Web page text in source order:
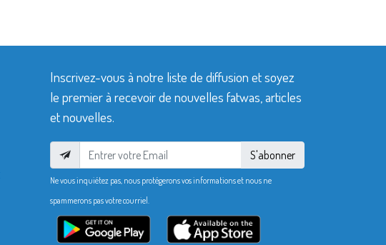
Inscrivez-vous à notre liste de diffusion et soyez
le premier à recevoir de nouvelles fatwas, articles
et nouvelles.
S'abonner
Ne vous inquiétez pas, nous protégerons vos informations et nous ne
spammerons pas votre courriel.